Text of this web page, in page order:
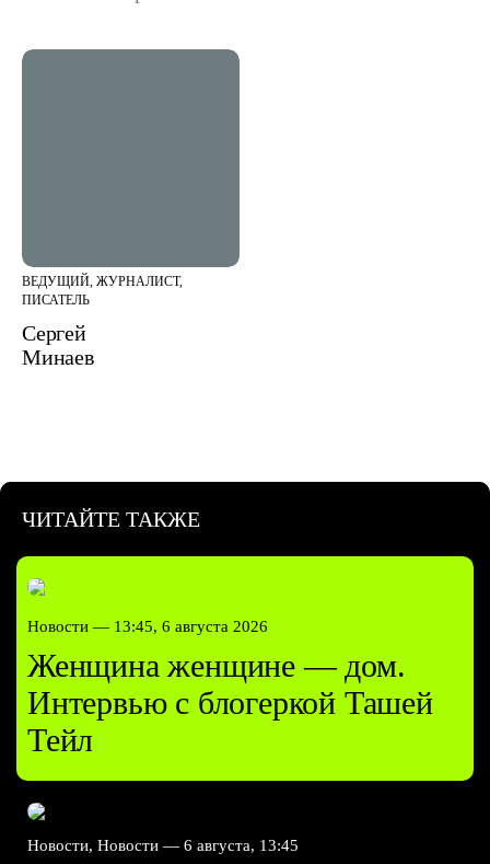
ВЕДУЩИЙ, ЖУРНАЛИСТ,
ПИСАТЕЛЬ
Сергей
Минаев
ЧИТАЙТЕ ТАКЖЕ
Новости — 13:45, 6 августа 2026
Женщина женщине — дом.
Интервью с блогеркой Ташей
Тейл
Новости, Новости — 6 августа, 13:45